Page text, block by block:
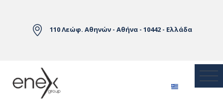
110 Λεώφ. Αθηνών - Αθήνα - 10442 - Ελλάδα
Ειδήσεις